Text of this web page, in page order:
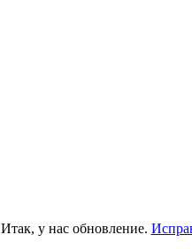
Итак, у нас обновление.